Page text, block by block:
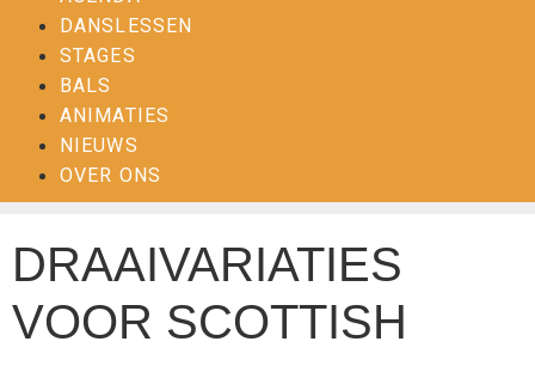
DANSLESSEN
STAGES
BALS
ANIMATIES
NIEUWS
OVER ONS
DRAAIVARIATIES
VOOR SCOTTISH